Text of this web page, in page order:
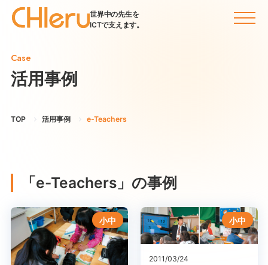
世界中の先生を
ICTで支えます。
Case
活用事例
TOP 活用事例 e-Teachers
「e-Teachers」の事例
小中 小中
2011/03/24